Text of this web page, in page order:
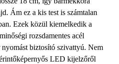
Ám ez a kis test is számtalan
Ezek közül kiemelkedik a
rozsdamentes acél
biztosító szivattyú. Nem
LED kijelzőről